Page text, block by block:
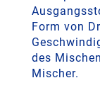
Form von
des
Mischer.